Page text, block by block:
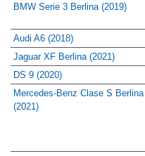
BMW Serie 3 Berlina (2019)
Audi A6 (2018)
Jaguar XF Berlina (2021)
DS 9 (2020)
Mercedes-Benz Clase S Berlina
(2021)